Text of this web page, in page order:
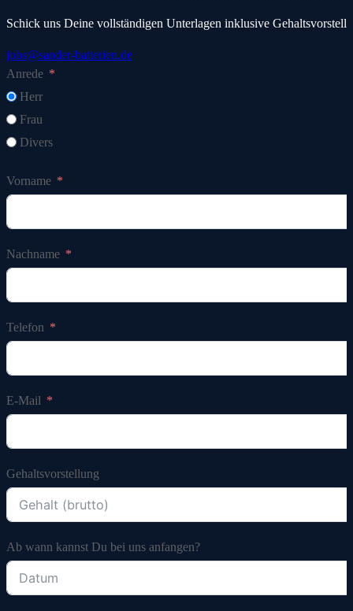
Schick uns Deine vollständigen Unterlagen inklusive
jobs@sander-batterien.de
Anrede
Herr
Frau
Divers
Vorname
Nachname
Telefon
E-Mail
Gehaltsvorstellung
Ab wann kannst Du bei uns anfangen?